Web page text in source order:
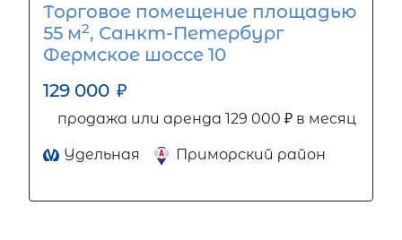
Торговое помещение площадью
55 м2, Санкт-Петербург
Фермское шоссе 10
129 000 ₽
продажа или аренда 129 000 ₽ в месяц
Удельная Приморский район